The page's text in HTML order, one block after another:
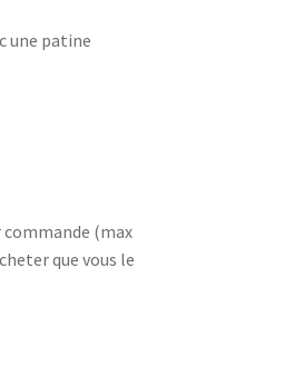
une patine
(max
que vous le